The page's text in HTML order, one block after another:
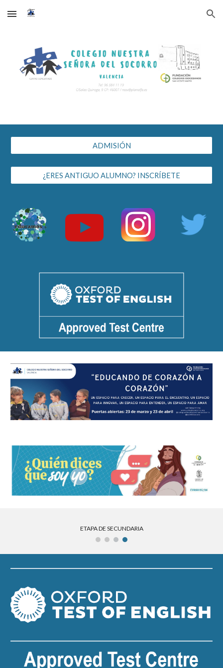
Skip to main content Skip to navigation
ADMISIÓN
¿ERES ANTIGUO ALUMNO? INSCRÍBETE
ETAPA DE SECUNDARIA